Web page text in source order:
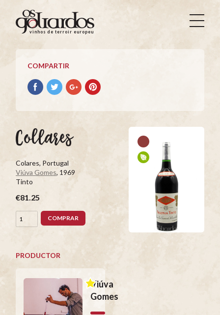
Os
Goliardos
Vinhos
Terroir
Europeus
vinhos de terroir europeus
COMPARTIR
Compartir
con
Compartir
con
Compartir
con
Compartir
con
Collares
Colares, Portugal
Viúva Gomes, 1969
Tinto
€81.25
COMPRAR
PRODUCTOR
Viúva
Gomes